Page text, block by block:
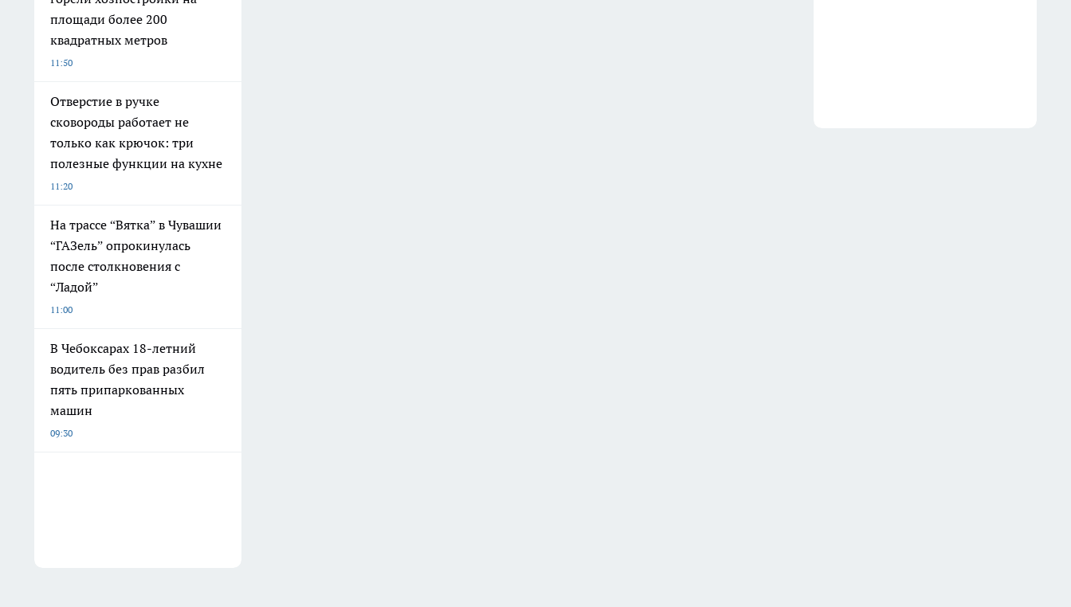
площади более 200
квадратных метров
11:50
Отверстие в ручке
сковороды работает не
только как крючок: три
полезные функции на кухне
11:20
На трассе “Вятка” в Чувашии
“ГАЗель” опрокинулась
после столкновения с
“Ладой”
11:00
В Чебоксарах 18-летний
водитель без прав разбил
пять припаркованных
машин
09:30